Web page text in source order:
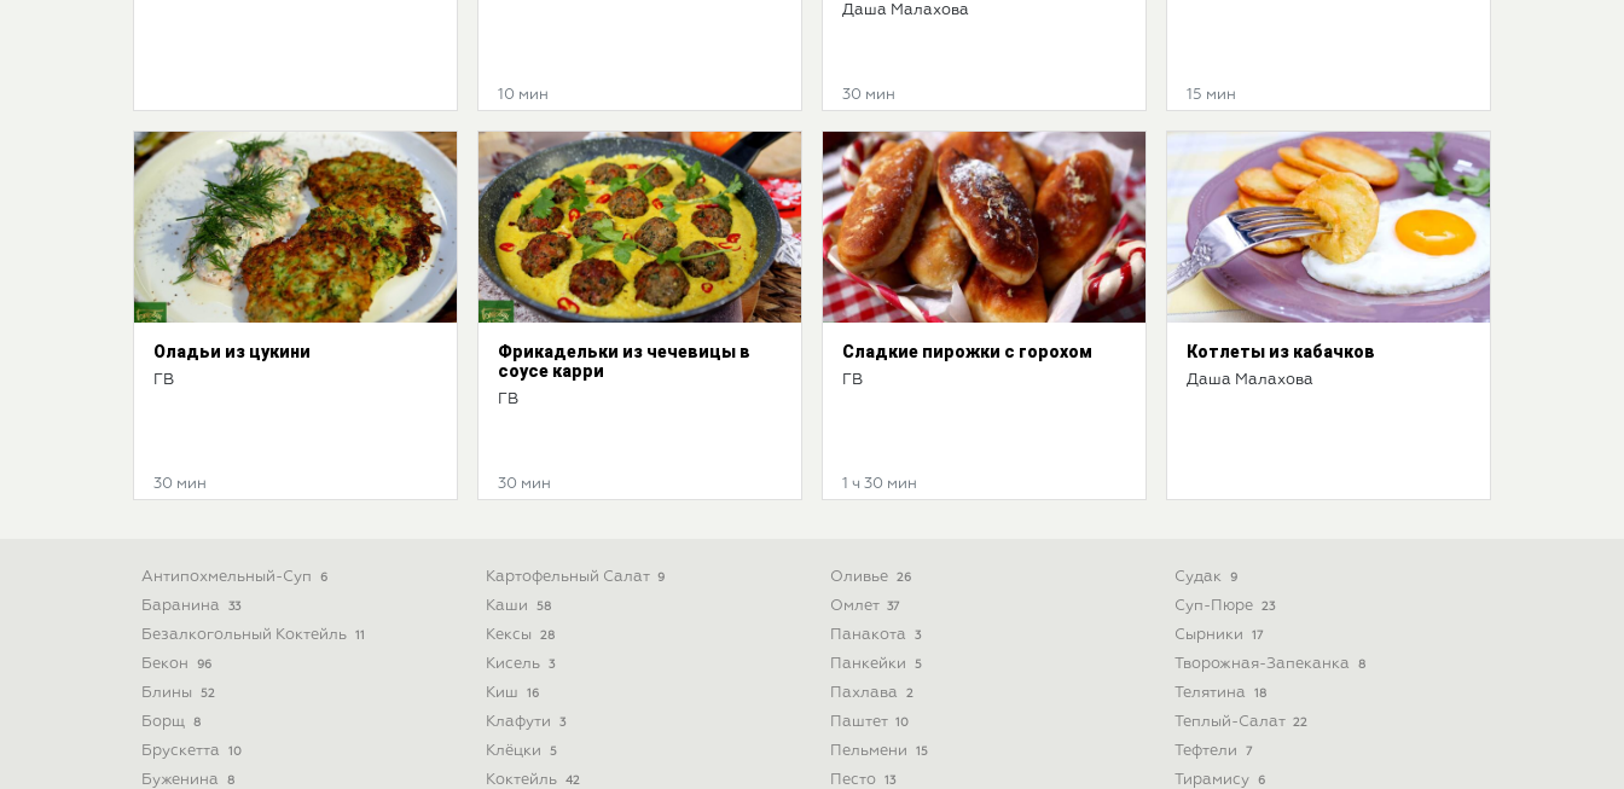
10 мин
Даша Малахова
30 мин 15 мин
Оладьи из цукини
ГВ
30 мин
Фрикадельки из чечевицы в
соусе карри
ГВ
30 мин
Сладкие пирожки с горохом
ГВ
1 ч 30 мин
Котлеты из кабачков
Даша Малахова
Антипохмельный-Суп 6
Баранина 33
Безалкогольный Коктейль 11
Бекон 96
Блины 52
Борщ 8
Брускетта 10
Буженина 8
Картофельный Салат 9
Каши 58
Кексы 28
Кисель 3
Киш 16
Клафути 3
Клёцки 5
Коктейль 42
Оливье 26
Омлет 37
Панакота 3
Панкейки 5
Пахлава 2
Паштет 10
Пельмени 15
Песто 13
Судак 9
Суп-Пюре 23
Сырники 17
Творожная-Запеканка 8
Телятина 18
Теплый-Салат 22
Тефтели 7
Тирамису 6